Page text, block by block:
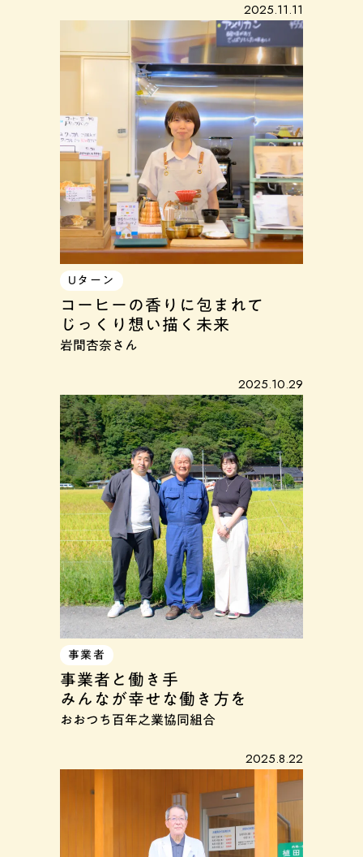
2025.11.11
Uターン
コーヒーの香りに包まれて
じっくり想い描く未来
岩間杏奈さん
2025.10.29
事業者
事業者と働き手
みんなが幸せな働き方を
おおつち百年之業協同組合
2025.8.22